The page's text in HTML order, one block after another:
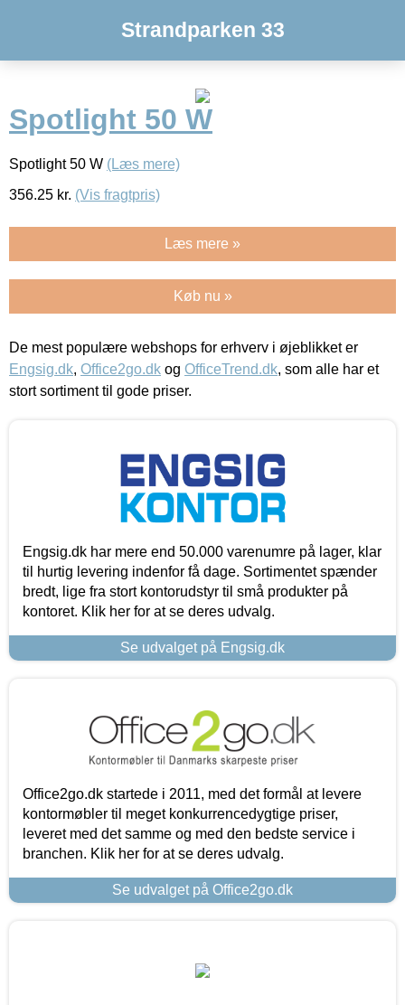
Strandparken 33
Spotlight 50 W
Spotlight 50 W (Læs mere)
356.25 kr. (Vis fragtpris)
Læs mere »
Køb nu »
De mest populære webshops for erhverv i øjeblikket er
Engsig.dk, Office2go.dk og OfficeTrend.dk, som alle har et
stort sortiment til gode priser.
Engsig.dk har mere end 50.000 varenumre på lager, klar
til hurtig levering indenfor få dage. Sortimentet spænder
bredt, lige fra stort kontorudstyr til små produkter på
kontoret. Klik her for at se deres udvalg.
Se udvalget på Engsig.dk
Office2go.dk startede i 2011, med det formål at levere
kontormøbler til meget konkurrencedygtige priser,
leveret med det samme og med den bedste service i
branchen. Klik her for at se deres udvalg.
Se udvalget på Office2go.dk